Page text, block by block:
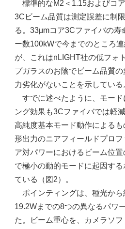
標準的なM2＜1.15およびコア
3Cビーム品質は測定誤差に制
る。33μmコア3Cファイバの寿
ー数100kWで今までのところ
が、これはnLIGHT社の低フォ
プガラスのお陰でビーム品質
力劣化がないことを示している
すでに述べたように、モード
ング効果も3Cファイバでは軽
高純度基本モード動作による
形出力のニアフィールドプロ
ア対パワーにおけるビーム位
で極小の動的モードに起因す
ている（図2）。
ポインティングは、種光から
19.2Wまでの8つの異なるパワ
た。ビーム重心を、カメラソ